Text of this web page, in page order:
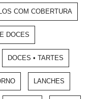
COM COBERTURA
DOCES
DOCES • TARTES
LANCHES